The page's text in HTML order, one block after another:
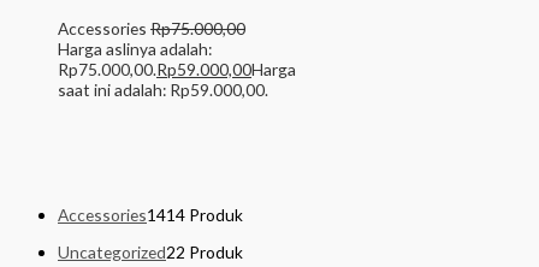
Accessories1414 Produk
Uncategorized22 Produk
Accessories Rp75.000,00
Harga aslinya adalah:
Rp75.000,00.Rp59.000,00Harga
saat ini adalah: Rp59.000,00.